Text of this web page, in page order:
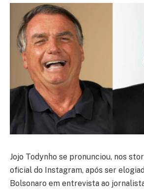
Jojo Todynho se pronunciou, nos
oficial do Instagram, após ser
Bolsonaro em entrevista ao